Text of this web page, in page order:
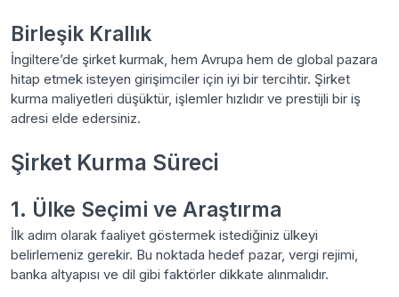
Birleşik Krallık
İngiltere’de şirket kurmak, hem Avrupa hem de global pazara
hitap etmek isteyen girişimciler için iyi bir tercihtir. Şirket
kurma maliyetleri düşüktür, işlemler hızlıdır ve prestijli bir iş
adresi elde edersiniz.
Şirket Kurma Süreci
1. Ülke Seçimi ve Araştırma
İlk adım olarak faaliyet göstermek istediğiniz ülkeyi
belirlemeniz gerekir. Bu noktada hedef pazar, vergi rejimi,
banka altyapısı ve dil gibi faktörler dikkate alınmalıdır.